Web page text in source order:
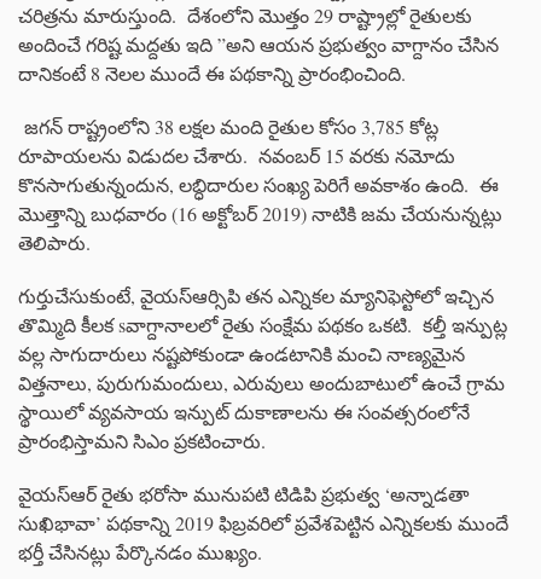
చరిత్రను మారుస్తుంది. దేశంలోని మొత్తం 29 రాష్ట్రాల్లో రైతులకు
అందించే గరిష్ట మద్దతు ఇది ”అని ఆయన ప్రభుత్వం వాగ్దానం చేసిన
దానికంటే 8 నెలల ముందే ఈ పథకాన్ని ప్రారంభించింది.
జగన్ రాష్ట్రంలోని 38 లక్షల మంది రైతుల కోసం 3,785 కోట్ల
రూపాయలను విడుదల చేశారు. నవంబర్ 15 వరకు నమోదు
కొనసాగుతున్నందున, లబ్ధిదారుల సంఖ్య పెరిగే అవకాశం ఉంది. ఈ
మొత్తాన్ని బుధవారం (16 అక్టోబర్ 2019) నాటికి జమ చేయనున్నట్లు
తెలిపారు.
గుర్తుచేసుకుంటే, వైయస్ఆర్సిపి తన ఎన్నికల మ్యానిఫెస్టోలో ఇచ్చిన
తొమ్మిది కీలక sవాగ్దానాలలో రైతు సంక్షేమ పథకం ఒకటి. కల్తీ ఇన్పుట్ల
వల్ల సాగుదారులు నష్టపోకుండా ఉండటానికి మంచి నాణ్యమైన
విత్తనాలు, పురుగుమందులు, ఎరువులు అందుబాటులో ఉంచే గ్రామ
స్థాయిలో వ్యవసాయ ఇన్పుట్ దుకాణాలను ఈ సంవత్సరంలోనే
ప్రారంభిస్తామని సిఎం ప్రకటించారు.
వైయస్ఆర్ రైతు భరోసా మునుపటి టిడిపి ప్రభుత్వ ‘అన్నాడతా
సుఖిభావా’ పథకాన్ని 2019 ఫిబ్రవరిలో ప్రవేశపెట్టిన ఎన్నికలకు ముందే
భర్తీ చేసినట్లు పేర్కొనడం ముఖ్యం.